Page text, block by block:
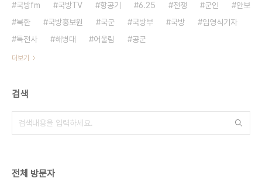
국방fm
국방TV 항공기 6.25 전쟁 군인
안보
북한
국방홍보원 국군 국방부 국방
임영식기자
특전사
해병대 어울림 공군
더보기
검색
전체 방문자